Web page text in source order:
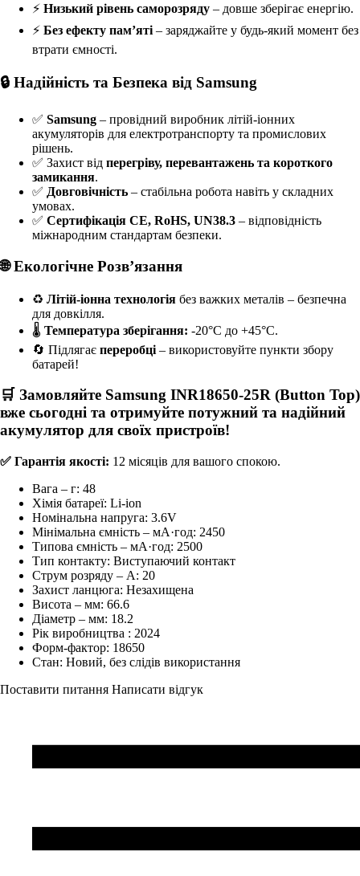
⚡ Низький рівень саморозряду – довше зберігає енергію.
⚡ Без ефекту пам’яті – заряджайте у будь-який момент без
втрати ємності.
🔒 Надійність та Безпека від Samsung
✅ Samsung – провідний виробник літій-іонних
акумуляторів для електротранспорту та промислових
рішень.
✅ Захист від перегріву, перевантажень та короткого
замикання.
✅ Довговічність – стабільна робота навіть у складних
умовах.
✅ Сертифікація CE, RoHS, UN38.3 – відповідність
міжнародним стандартам безпеки.
🌐 Екологічне Розв’язання
♻ Літій-іонна технологія без важких металів – безпечна
для довкілля.
🌡 Температура зберігання: -20°C до +45°C.
🔄 Підлягає переробці – використовуйте пункти збору
батарей!
🛒 Замовляйте Samsung INR18650-25R (Button Top)
вже сьогодні та отримуйте потужний та надійний
акумулятор для своїх пристроїв!
✅ Гарантія якості: 12 місяців для вашого спокою.
Вага – г: 48
Хімія батареї: Li-ion
Номінальна напруга: 3.6V
Мінімальна ємність – мА·год: 2450
Типова ємність – мА·год: 2500
Тип контакту: Виступаючий контакт
Струм розряду – А: 20
Захист ланцюга: Незахищена
Висота – мм: 66.6
Діаметр – мм: 18.2
Рік виробництва : 2024
Форм-фактор: 18650
Стан: Новий, без слідів використання
Поставити питання Написати відгук